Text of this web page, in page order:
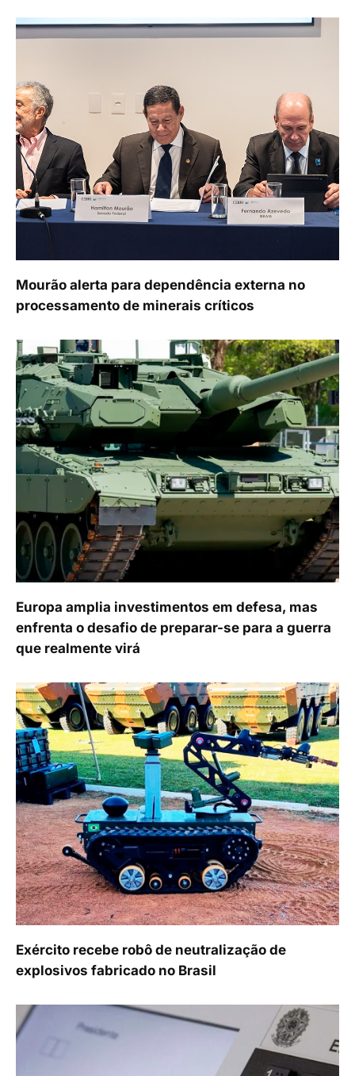
Mourão alerta para dependência externa no
processamento de minerais críticos
Europa amplia investimentos em defesa, mas
enfrenta o desafio de preparar-se para a guerra
que realmente virá
Exército recebe robô de neutralização de
explosivos fabricado no Brasil